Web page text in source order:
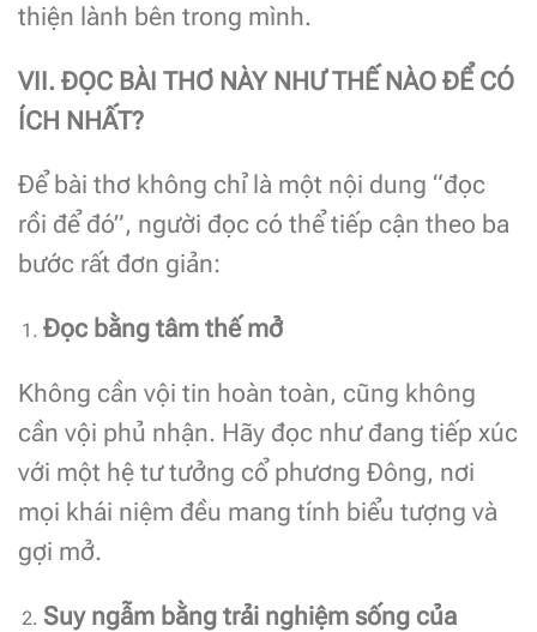
thiện lành bên trong mình.
VII. ĐỌC BÀI THƠ NÀY NHƯ THẾ NÀO ĐỂ CÓ
ÍCH NHẤT?
Để bài thơ không chỉ là một nội dung “đọc
rồi để đó”, người đọc có thể tiếp cận theo ba
bước rất đơn giản:
Đọc bằng tâm thế mở
Không cần vội tin hoàn toàn, cũng không
cần vội phủ nhận. Hãy đọc như đang tiếp xúc
với một hệ tư tưởng cổ phương Đông, nơi
mọi khái niệm đều mang tính biểu tượng và
gợi mở.
Suy ngẫm bằng trải nghiệm sống của